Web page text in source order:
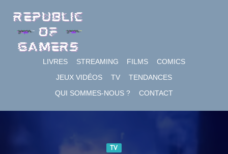
content
LIVRES STREAMING FILMS
COMICS
JEUX VIDÉOS
TV
TENDANCES
QUI SOMMES-NOUS ?
CONTACT
TV